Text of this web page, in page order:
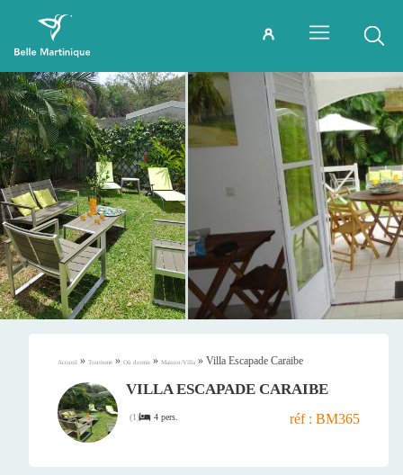
Accueil » Tourisme » Où dormir » Maison/Villa » Villa Escapade Caraibe
VILLA ESCAPADE CARAIBE
(1) 4 pers. réf : BM365